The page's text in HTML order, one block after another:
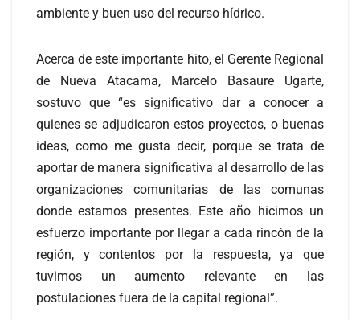
ambiente y buen uso del recurso hídrico.
Acerca de este importante hito, el Gerente Regional
de Nueva Atacama, Marcelo Basaure Ugarte,
sostuvo que “es significativo dar a conocer a
quienes se adjudicaron estos proyectos, o buenas
ideas, como me gusta decir, porque se trata de
aportar de manera significativa al desarrollo de las
organizaciones comunitarias de las comunas
donde estamos presentes. Este año hicimos un
esfuerzo importante por llegar a cada rincón de la
región, y contentos por la respuesta, ya que
tuvimos un aumento relevante en las
postulaciones fuera de la capital regional”.